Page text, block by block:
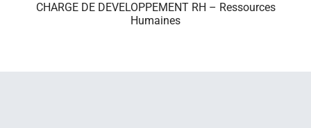
CHARGE DE DEVELOPPEMENT RH – Ressources
Humaines